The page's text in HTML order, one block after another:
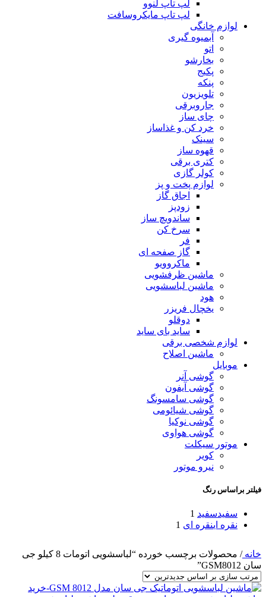
لپ تاپ لنوو
لپ تاپ مایکروسافت
لوازم خانگی
آبمیوه گیری
اتو
بخارشو
پکیج
پنکه
تلویزیون
جاروبرقی
چای ساز
خرد کن و غذاساز
سینک
قهوه ساز
کتری برقی
کولر گازی
لوازم پخت و پز
اجاق گاز
زودپز
ساندویچ ساز
سرخ کن
فر
گاز صفحه ای
ماکروویو
ماشین ظرفشویی
ماشین لباسشویی
هود
یخچال فریزر
دوقلو
ساید بای ساید
لوازم شخصی برقی
ماشین اصلاح
موبایل
گوشی آنر
گوشی آیفون
گوشی سامسونگ
گوشی شیائومی
گوشی نوکیا
گوشی هواوی
موتور سیکلت
کویر
نیرو موتور
فیلتر براساس رنگ
سفیدسفید 1
نقره اینقره ای 1
خانه/
محصولات برچسب خورده “لباسشویی اتومات 8 کیلو جی
سان GSM8012”